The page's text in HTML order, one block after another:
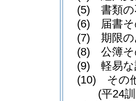
(5)
書類
(6)
届書
(7)
期限
(8)
公簿
(9)
軽易
(10)
その
(平24